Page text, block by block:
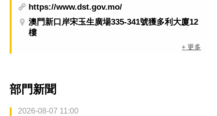
https://www.dst.gov.mo/
澳門新口岸宋玉生廣場335-341號獲多利大廈12
樓
+ 更多
部門新聞
2026-08-07 11:00